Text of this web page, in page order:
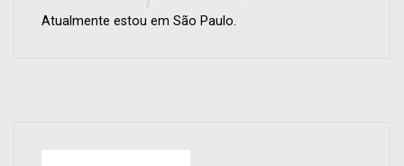
Atualmente estou em São Paulo.